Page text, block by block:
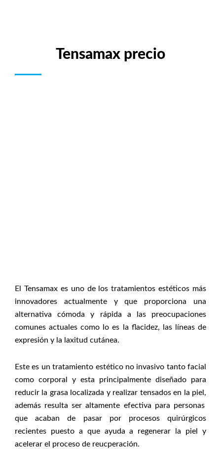
Tensamax precio
El Tensamax es uno de los tratamientos estéticos más
innovadores actualmente y que proporciona una
alternativa cómoda y rápida a las preocupaciones
comunes actuales como lo es la flacidez, las líneas de
expresión y la laxitud cutánea.
Este es un tratamiento estético no invasivo tanto facial
como corporal y esta principalmente diseñado para
reducir la grasa localizada y realizar tensados en la piel,
además resulta ser altamente efectiva para personas
que acaban de pasar por procesos quirúrgicos
recientes puesto a que ayuda a regenerar la piel y
acelerar el proceso de reucperación.